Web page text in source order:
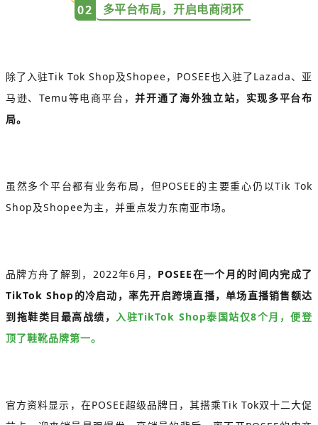
02 多平台布局，开启电商闭环
除了入驻Tik Tok Shop及Shopee，POSEE也入驻了Lazada、亚
马逊、Temu等电商平台，并开通了海外独立站，实现多平台布
局。
虽然多个平台都有业务布局，但POSEE的主要重心仍以Tik Tok
Shop及Shopee为主，并重点发力东南亚市场。
品牌方舟了解到，2022年6月， POSEE在一个月的时间内完成了
TikTok Shop的冷启动，率先开启跨境直播，单场直播销售额达
到拖鞋类目最高战绩， 入驻TikTok Shop泰国站仅8个月，便登
顶了鞋靴品牌第一。
官方资料显示，在POSEE超级品牌日，其搭乘Tik Tok双十二大促